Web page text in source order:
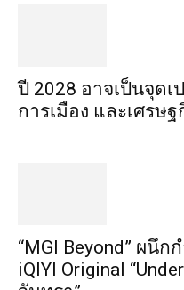
ปี 2028 อาจเป็นจุดเ
การเมือง และเศรษ
“MGI Beyond” ผนึก
iQIYI Original